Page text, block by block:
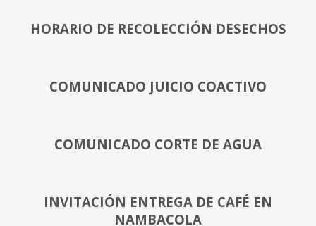
HORARIO DE RECOLECCIÓN DESECHOS
COMUNICADO JUICIO COACTIVO
COMUNICADO CORTE DE AGUA
INVITACIÓN ENTREGA DE CAFÉ EN
NAMBACOLA